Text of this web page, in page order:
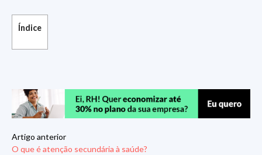
Índice
Artigo anterior
O que é atenção secundária à saúde?